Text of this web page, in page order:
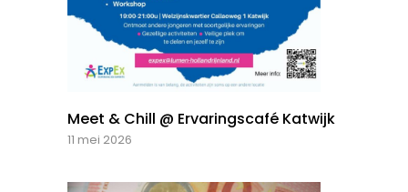
Meet & Chill @ Ervaringscafé Katwijk
11 mei 2026